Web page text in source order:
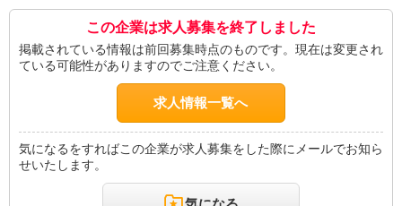
この企業は求人募集を終了しました
掲載されている情報は前回募集時点のものです。現在は変更され
ている可能性がありますのでご注意ください。
求人情報一覧へ
気になるをすればこの企業が求人募集をした際にメールでお知ら
せいたします。